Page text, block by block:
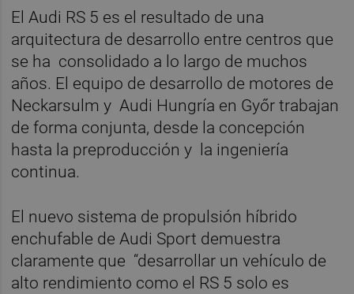
El Audi RS 5 es el resultado de una
arquitectura de desarrollo entre centros que
se ha consolidado a lo largo de muchos
años. El equipo de desarrollo de motores de
Neckarsulm y Audi Hungría en Győr trabajan
de forma conjunta, desde la concepción
hasta la preproducción y la ingeniería
continua.
El nuevo sistema de propulsión híbrido
enchufable de Audi Sport demuestra
claramente que “desarrollar un vehículo de
alto rendimiento como el RS 5 solo es